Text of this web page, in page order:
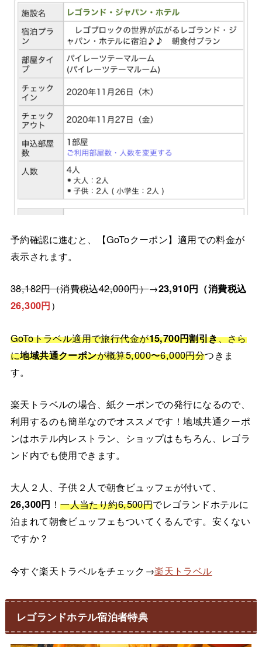
予約確認に進むと、【GoToクーポン】適用での料金が
表示されます。
38,182円（消費税込42,000円）→23,910円（消費税込
26,300円）
GoToトラベル適用で旅行代金が15,700円割引き、さら
に地域共通クーポンが概算5,000〜6,000円分つきま
す。
楽天トラベルの場合、紙クーポンでの発行になるので、
利用するのも簡単なのでオススメです！地域共通クーポ
ンはホテル内レストラン、ショップはもちろん、レゴラ
ンド内でも使用できます。
大人２人、子供２人で朝食ビュッフェが付いて、
26,300円 ！一人当たり約6,500円でレゴランドホテルに
泊まれて朝食ビュッフェもついてくるんです。安くない
ですか？
今すぐ楽天トラベルをチェック→楽天トラベル
レゴランドホテル宿泊者特典